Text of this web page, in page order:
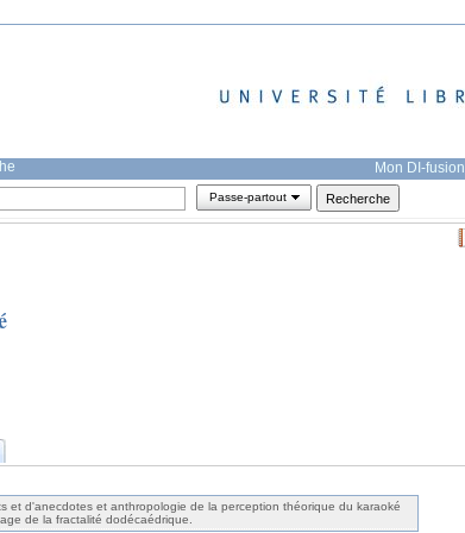
Mon DI-fusion
Passe-partout
et d'anecdotes et anthropologie de la perception théorique du karaoké
de la fractalité dodécaédrique.